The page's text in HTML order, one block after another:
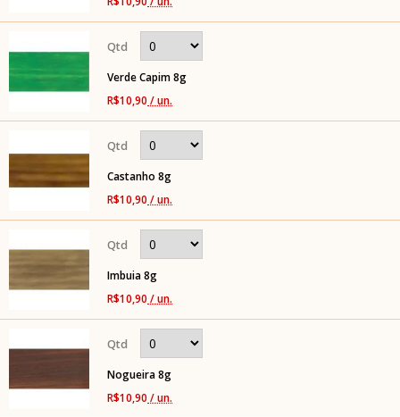
Verde Capim 8g
R$10,90 / un.
Castanho 8g
R$10,90 / un.
Imbuia 8g
R$10,90 / un.
Nogueira 8g
R$10,90 / un.